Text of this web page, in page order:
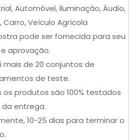
Automóvel, Iluminação, Áudio,
Carro, Veículo Agrícola
pode ser fornecida para seu
aprovação.
mais de 20 conjuntos de
de teste.
os produtos são 100% testados
entrega.
10-25 dias para terminar o